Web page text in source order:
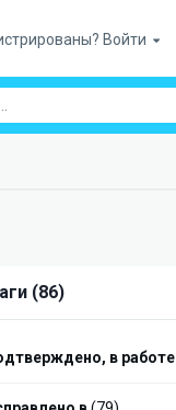
Войти
(86)
в работе